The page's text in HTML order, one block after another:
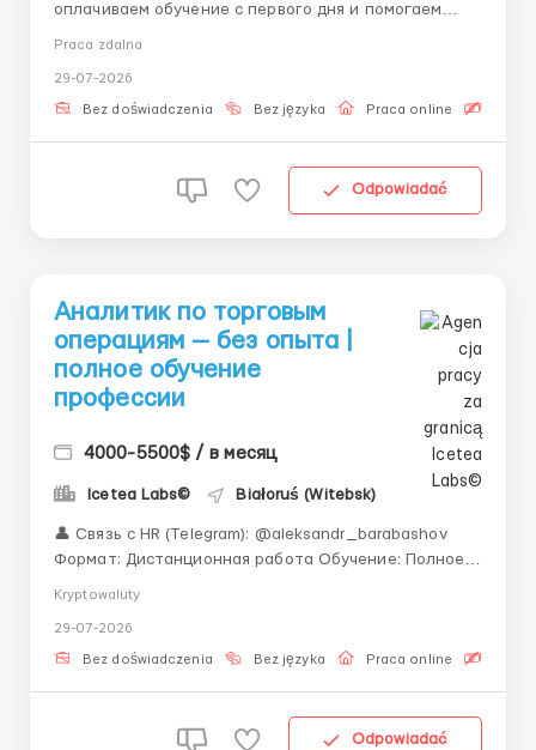
оплачиваем обучение с первого дня и помогаем
удаленная работа Обучение: За счет компании с
первых дней Учет биржевых операций — важный ...
Praca zdalna
29-07-2026
Bez doświadczenia Bez języka Praca online
Odpowiadać
Аналитик по торговым
операциям — без опыта |
полное обучение
профессии
4000-5500$ / в месяц
Icetea Labs© Białoruś (Witebsk)
👤 Связь с HR (Telegram): @aleksandr_barabashov
Формат: Дистанционная работа Обучение: Полное
для Вашего профессионального развития.» Анализ
торговых операций требует постоянног...
Kryptowaluty
29-07-2026
Bez doświadczenia Bez języka Praca online
Odpowiadać